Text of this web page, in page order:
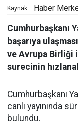
Kaynak: Haber
Cumhurbaşkanı
başarıya
ve Avrupa Birliği
sürecinin
Cumhurbaşkanı
canlı yayınında
bulundu.